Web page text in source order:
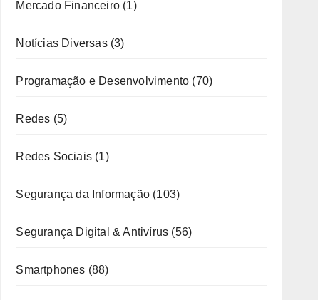
Mercado Financeiro(1)
Notícias Diversas(3)
Programação e Desenvolvimento (70)
Redes (5)
Redes Sociais(1)
Segurança da Informação(103)
Segurança Digital & Antivírus (56)
Smartphones (88)